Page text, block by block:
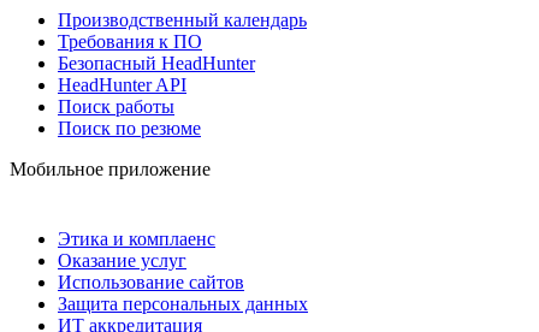
Производственный календарь
Требования к ПО
Безопасный HeadHunter
HeadHunter API
Поиск работы
Поиск по резюме
Мобильное приложение
Этика и комплаенс
Оказание услуг
Использование сайтов
Защита персональных данных
ИТ аккредитация